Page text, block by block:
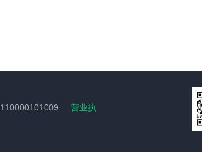
110000101009
营业执